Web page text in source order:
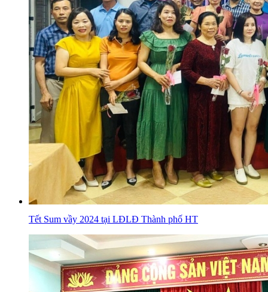
Tết Sum vầy 2024 tại LĐLĐ Thành phố HT